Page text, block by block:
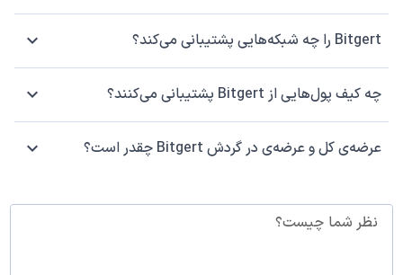
Bitgert را چه شبکه‌هایی پشتیبانی می‌کند؟
چه کیف پول‌هایی از Bitgert پشتیبانی می‌کنند؟
عرضه‌ی کل و عرضه‌ی در گردش Bitgert چقدر است؟
نظر شما چیست؟